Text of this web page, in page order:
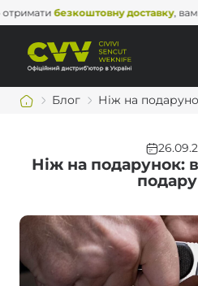
доставку, вам
Блог Ніж на
Ніж на подарунок: